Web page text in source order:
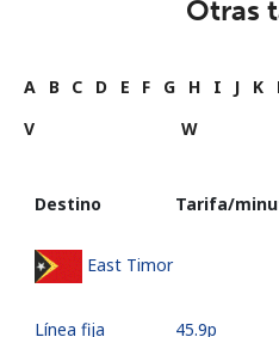
Otras
A B C D E F G H I J K
V
W
Destino Tarifa/
East Timor
Línea fija ⁦45.9p⁩